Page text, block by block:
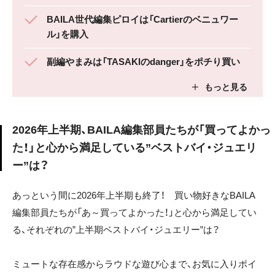
BAILA世代編集ピロイは「Cartierのベニュワー
ル」を購入
副編やまみは「TASAKIのdanger」をポチり買い
2026年上半期、BAILA編集部員たちが「買ってよかっ
た！」と心から満足している”ベストバイ・ジュエリ
ー”は？
あっという間に2026年上半期も終了！ 買い物好きなBAILA
編集部員たちが「あ～買ってよかった！」と心から満足してい
る、それぞれの”上半期ベストバイ・ジュエリー”は？
ミュートな存在感からラウドな遊び心まで、お気に入りポイ